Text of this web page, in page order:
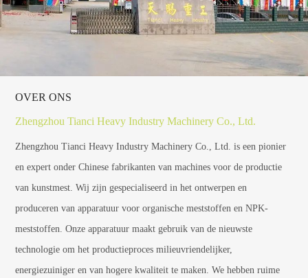
OVER ONS
Zhengzhou Tianci Heavy Industry Machinery Co., Ltd.
Zhengzhou Tianci Heavy Industry Machinery Co., Ltd. is een pionier
en expert onder Chinese fabrikanten van machines voor de productie
van kunstmest. Wij zijn gespecialiseerd in het ontwerpen en
produceren van apparatuur voor organische meststoffen en NPK-
meststoffen. Onze apparatuur maakt gebruik van de nieuwste
technologie om het productieproces milieuvriendelijker,
energiezuiniger en van hogere kwaliteit te maken. We hebben ruime